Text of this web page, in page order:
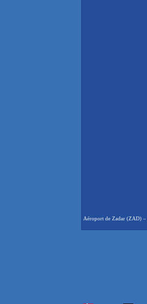
Aéroport de Zadar (ZAD) –